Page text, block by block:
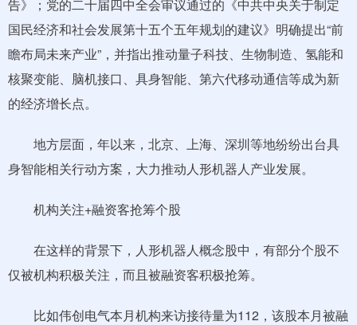
告》；党的二十届四中全会审议通过的《中共中央关于制定
国民经济和社会发展第十五个五年规划的建议》明确提出“前
瞻布局未来产业”，并指出推动量子科技、生物制造、氢能和
核聚变能、脑机接口、具身智能、第六代移动通信等成为新
的经济增长点。
地方层面，年以来，北京、上海、深圳等地纷纷出台具
身智能相关行动方案，大力推动人形机器人产业发展。
机构关注+融资客抢筹个股
在这样的背景下，人形机器人概念股中，有部分个股不
仅被机构积极关注，而且被融资客积极抢筹。
比如伟创电气本月机构来访接待量为112，该股本月被融